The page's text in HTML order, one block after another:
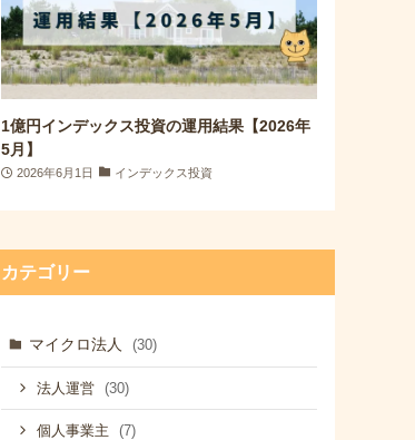
1億円インデックス投資の運用結果【2026年
5月】
2026年6月1日 インデックス投資
カテゴリー
マイクロ法人 (30)
法人運営 (30)
個人事業主 (7)